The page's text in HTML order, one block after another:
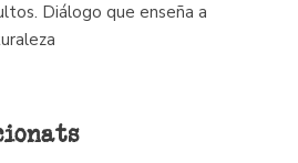
Diálogo que enseña a